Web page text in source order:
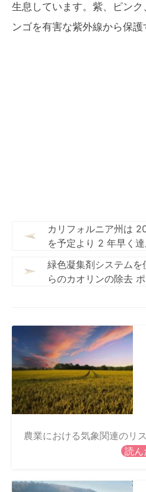
生息しています。紫、ピン
ンゴを有害な紫外線から保護
カリフォルニア州は
を予定より 2 年早く
緑色凝集剤システム
らのカオリンの除去
農業における気象関連のリ
読ん